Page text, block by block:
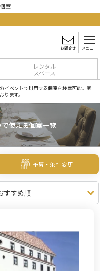
室
お問合せ メニュー
レンタル
スペース
イベントで利用する個室を検索可能。家
ります。
で使える個室一覧
予算・条件変更